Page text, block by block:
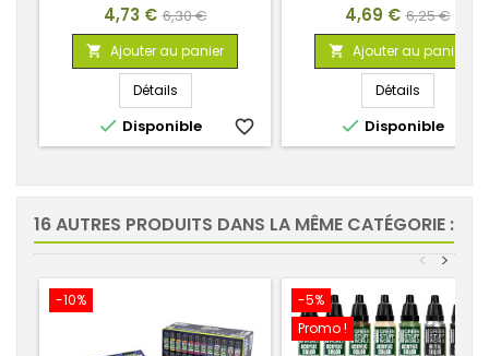
Prix
4,73 € Prix
de
base
6,30 €
 Ajouter au panier
Détails
 Disponible favorite_border
Prix
4,69 € Prix
de
base
6,25 €
 Ajouter au panier
Détails
 Disponible
16 AUTRES PRODUITS DANS LA MÊME CATÉGORIE :
>
<
-10%
-5%
Promo !